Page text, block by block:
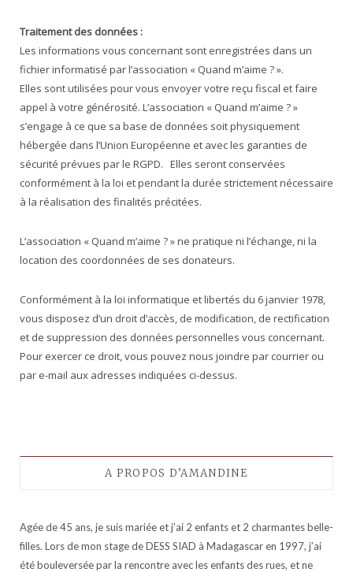
Traitement des données :
Les informations vous concernant sont enregistrées dans un
fichier informatisé par l’association « Quand m’aime ? ».
Elles sont utilisées pour vous envoyer votre reçu fiscal et faire
appel à votre générosité. L’association « Quand m’aime ? »
s’engage à ce que sa base de données soit physiquement
hébergée dans l’Union Européenne et avec les garanties de
sécurité prévues par le RGPD. Elles seront conservées
conformément à la loi et pendant la durée strictement nécessaire
à la réalisation des finalités précitées.
L’association « Quand m’aime ? » ne pratique ni l’échange, ni la
location des coordonnées de ses donateurs.
Conformément à la loi informatique et libertés du 6 janvier 1978,
vous disposez d’un droit d’accès, de modification, de rectification
et de suppression des données personnelles vous concernant.
Pour exercer ce droit, vous pouvez nous joindre par courrier ou
par e-mail aux adresses indiquées ci-dessus.
A PROPOS D’AMANDINE
Agée de 45 ans, je suis mariée et j’ai 2 enfants et 2 charmantes belle-
filles. Lors de mon stage de DESS SIAD à Madagascar en 1997, j’ai
été bouleversée par la rencontre avec les enfants des rues, et ne